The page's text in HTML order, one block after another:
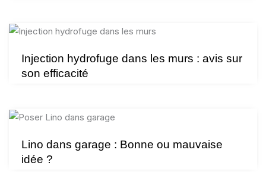
Injection hydrofuge dans les murs : avis sur
son efficacité
Lino dans garage : Bonne ou mauvaise
idée ?